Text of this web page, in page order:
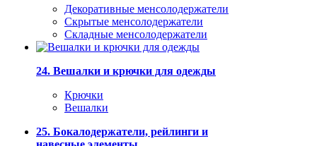
Декоративные менсолодержатели
Скрытые менсолодержатели
Складные менсолодержатели
24. Вешалки и крючки для одежды
Крючки
Вешалки
25. Бокалодержатели, рейлинги и